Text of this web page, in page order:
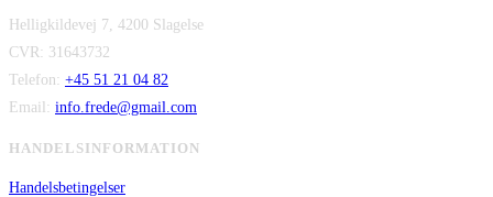
var:
er:
Helligkildevej 7, 4200 Slagelse
CVR: 31643732
Telefon: +45 51 21 04 82
Email: info.frede@gmail.com
HANDELSINFORMATION
Handelsbetingelser